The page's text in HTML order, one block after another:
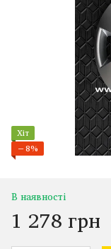
Хіт
−8%
В наявності
1 278 грн